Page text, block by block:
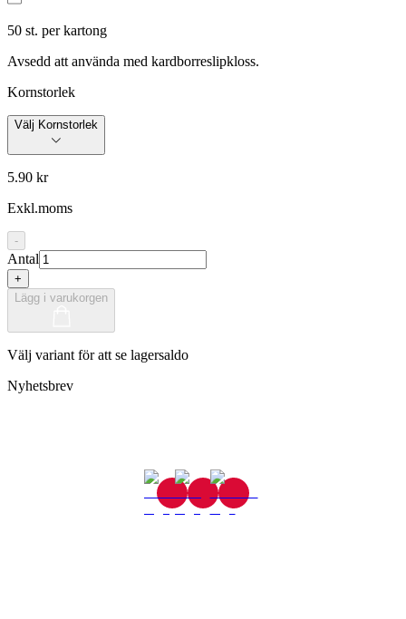
50 st. per kartong
Avsedd att använda med kardborreslipkloss.
Kornstorlek
Välj Kornstorlek
5.90 kr
Exkl.moms
-
Antal
+
Lägg i varukorgen
Välj variant för att se lagersaldo
Nyhetsbrev